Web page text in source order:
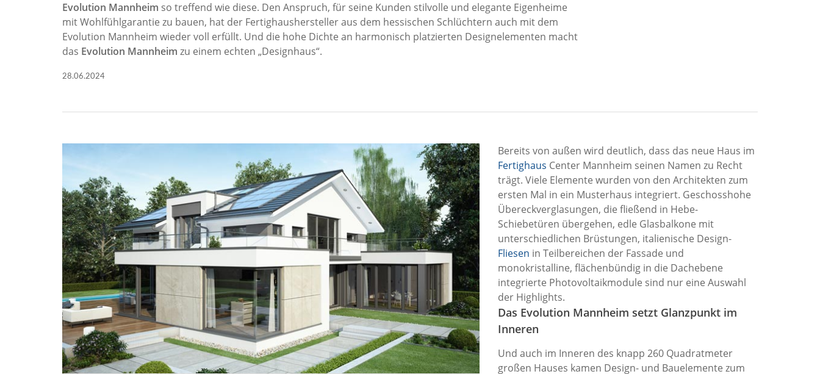
Evolution Mannheim so treffend wie diese. Den Anspruch, für seine Kunden stilvolle und elegante Eigenheime
mit Wohlfühlgarantie zu bauen, hat der Fertighaushersteller aus dem hessischen Schlüchtern auch mit dem
Evolution Mannheim wieder voll erfüllt. Und die hohe Dichte an harmonisch platzierten Designelementen macht
das Evolution Mannheim zu einem echten „Designhaus“.
28.06.2024
Bereits von außen wird deutlich, dass das neue Haus im
Fertighaus Center Mannheim seinen Namen zu Recht
trägt. Viele Elemente wurden von den Architekten zum
ersten Mal in ein Musterhaus integriert. Geschosshohe
Übereckverglasungen, die fließend in Hebe-
Schiebetüren übergehen, edle Glasbalkone mit
unterschiedlichen Brüstungen, italienische Design-
Fliesen in Teilbereichen der Fassade und
monokristalline, flächenbündig in die Dachebene
integrierte Photovoltaikmodule sind nur eine Auswahl
der Highlights.
Das Evolution Mannheim setzt Glanzpunkt im
Inneren
Und auch im Inneren des knapp 260 Quadratmeter
großen Hauses kamen Design- und Bauelemente zum